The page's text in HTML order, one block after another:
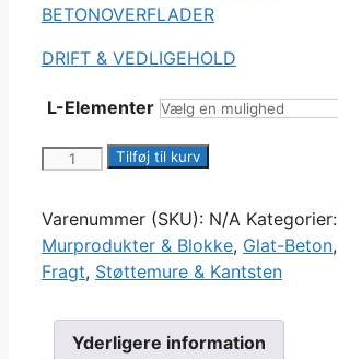
BETONOVERFLADER
DRIFT & VEDLIGEHOLD
L-Elementer
L-
antal
Tilføj til kurv
Varenummer (SKU): N/A Kategorier:
Murprodukter & Blokke, Glat-Beton,
Fragt, Støttemure & Kantsten
Yderligere information